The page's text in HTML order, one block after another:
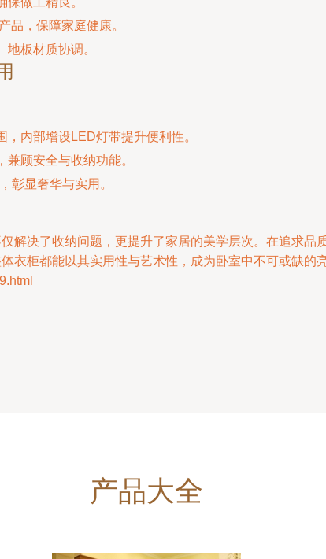
品，保障家庭健康。
板材质协调。
，内部增设LED灯带提升便利性。
兼顾安全与收纳功能。
彰显奢华与实用。
解决了收纳问题，更提升了家居的美学层次。在追求
衣柜都能以其实用性与艺术性，成为卧室中不可或缺的亮
产品大全